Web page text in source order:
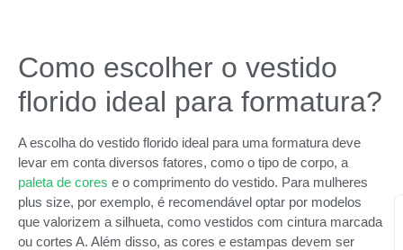
Como escolher o vestido
florido ideal para formatura?
A escolha do vestido florido ideal para uma formatura deve
levar em conta diversos fatores, como o tipo de corpo, a
paleta de cores e o comprimento do vestido. Para mulheres
plus size, por exemplo, é recomendável optar por modelos
que valorizem a silhueta, como vestidos com cintura marcada
ou cortes A. Além disso, as cores e estampas devem ser